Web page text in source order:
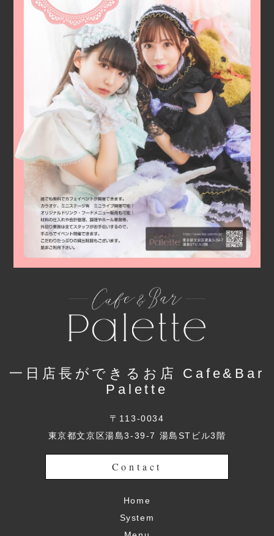
一日店長ができるお店 Cafe&Bar
Palette
〒113-0034
東京都文京区湯島3-39-7 湯島STビル3階
Contact
Home
System